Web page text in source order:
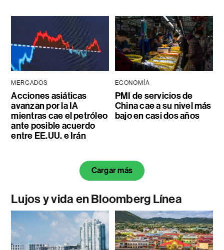
MERCADOS
Acciones asiáticas
avanzan por la IA
mientras cae el petróleo
ante posible acuerdo
entre EE.UU. e Irán
ECONOMÍA
PMI de servicios de
China cae a su nivel más
bajo en casi dos años
Cargar más
Lujos y vida en Bloomberg Línea